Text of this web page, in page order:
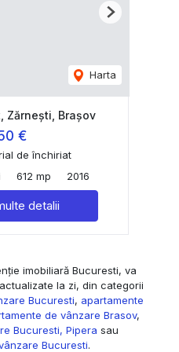
Harta
Next
Zărnești, Brașov
€
de închiriat
612 mp 2016
detalii
imobiliară Bucuresti, va
la zi, din categorii
Bucuresti, apartamente
de vânzare Brasov,
Bucuresti, Pipera sau
Bucuresti.